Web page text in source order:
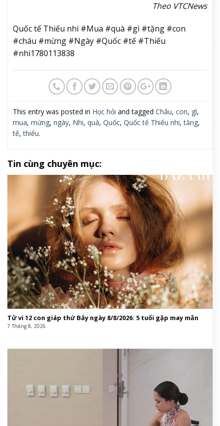
Theo VTCNews
Quốc tế Thiếu nhi #Mua #quà #gì #tặng #con
#cháu #mừng #Ngày #Quốc #tế #Thiếu
#nhi1780113838
This entry was posted in Học hỏi and tagged Châu, con, gì,
mua, mừng, ngày, Nhi, quà, Quốc, Quốc tế Thiếu nhi,tăng,
tế,thiếu.
Tin cùng chuyên mục:
Tử vi 12 con giáp thứ Bảy ngày 8/8/2026: 5 tuổi gặp may mắn
7 Tháng 8, 2026